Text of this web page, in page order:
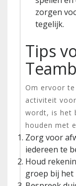
zorgen
tegelijk.
Tips
Om ervoor
activiteit
wordt, is het
houden met
Zorg voor
iedereen te
Houd
groep bij het